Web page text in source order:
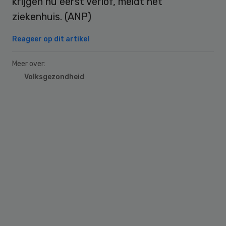
ziekenhuis. (ANP)
Reageer op dit artikel
Meer over:
Volksgezondheid